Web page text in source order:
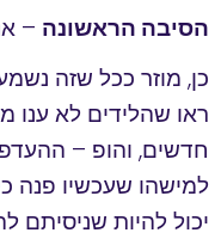
הסיבה הראשונה –
כן, מוזר ככל שזה
ראו שהלידים לא ענו
חדשים, והופ –
למישהו שעכשיו פנה
יכול להיות